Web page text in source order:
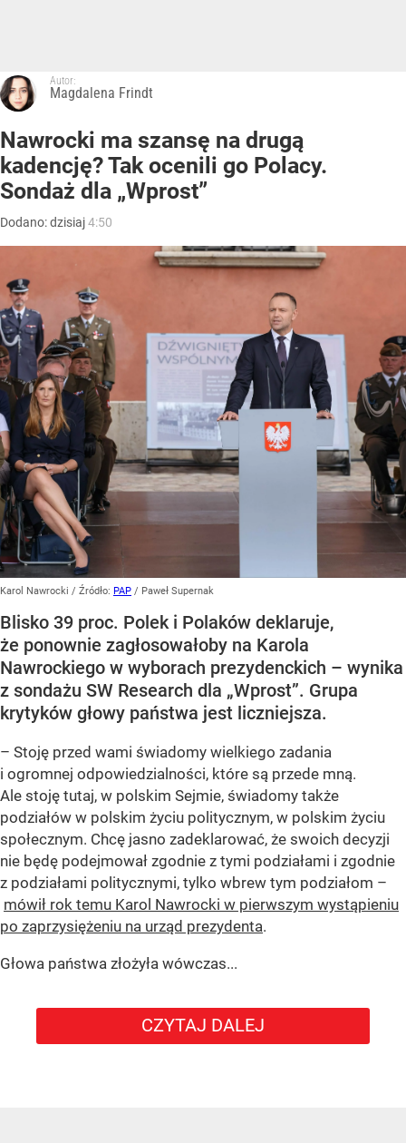
Autor:
Magdalena Frindt
Nawrocki ma szansę na drugą
kadencję? Tak ocenili go Polacy.
Sondaż dla „Wprost”
Dodano:dzisiaj4:50
Karol Nawrocki / Źródło: PAP / Paweł Supernak
Blisko 39 proc. Polek i Polaków deklaruje,
że ponownie zagłosowałoby na Karola
Nawrockiego w wyborach prezydenckich – wynika
z sondażu SW Research dla „Wprost”. Grupa
krytyków głowy państwa jest liczniejsza.
– Stoję przed wami świadomy wielkiego zadania
i ogromnej odpowiedzialności, które są przede mną.
Ale stoję tutaj, w polskim Sejmie, świadomy także
podziałów w polskim życiu politycznym, w polskim życiu
społecznym. Chcę jasno zadeklarować, że swoich decyzji
nie będę podejmował zgodnie z tymi podziałami i zgodnie
z podziałami politycznymi, tylko wbrew tym podziałom –
mówił rok temu Karol Nawrocki w pierwszym wystąpieniu
po zaprzysiężeniu na urząd prezydenta.
Głowa państwa złożyła wówczas...
CZYTAJ DALEJ